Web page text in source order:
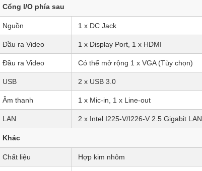
Cổng I/O phía sau
Nguồn 1 x DC Jack
Đầu ra Video 1 x Display Port, 1 x HDMI
Đầu ra Video Có thể mở rộng 1 x VGA (Tùy chọn)
USB 2 x USB 3.0
Âm thanh 1 x Mic-in, 1 x Line-out
LAN 2 x Intel I225-V/I226-V 2.5 Gigabit LAN
Khác
Chất liệu Hợp kim nhôm